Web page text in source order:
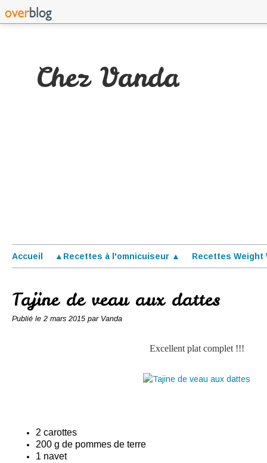
Chez Vanda
Accueil ▲Recettes à l'omnicuiseur ▲ Recettes Weight
Tajine de veau aux dattes
Publié le 2 mars 2015 par Vanda
Excellent plat complet !!!
2 carottes
200 g de pommes de terre
1 navet